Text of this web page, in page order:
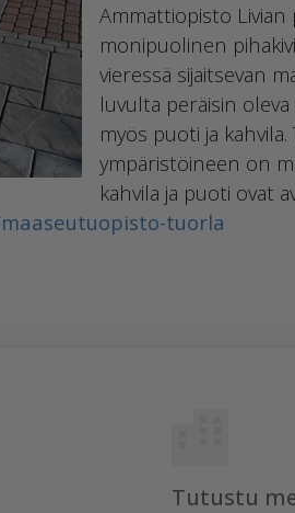
Ammattiopisto
monipuolinen
vieressä sijaitsevan
luvulta peräisin
myös puoti ja
ympäristöineen on
kahvila ja puoti ovat
tuorla
Tutustu